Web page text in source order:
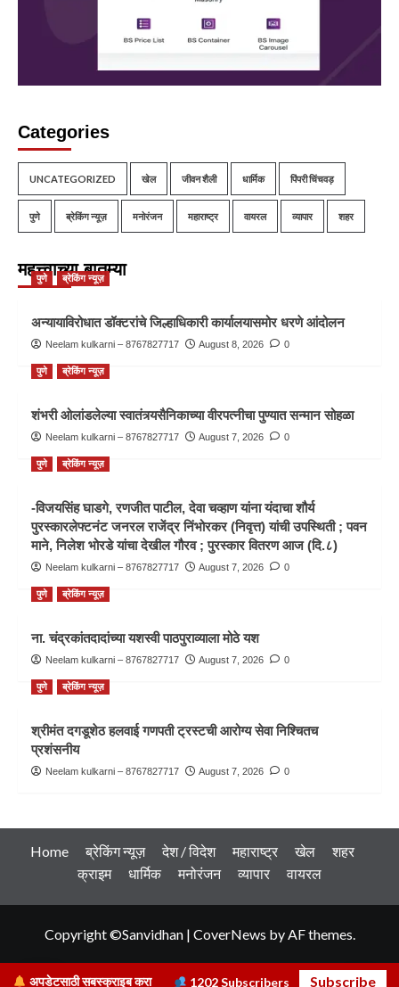
Categories
UNCATEGORIZED खेल जीवन शैली धार्मिक पिंपरी चिंचवड़
पुणे ब्रेकिंग न्यूज़ मनोरंजन महाराष्ट्र वायरल व्यापार शहर
महत्त्वाच्या बातम्या
पुणे ब्रेकिंग न्यूज़
अन्यायाविरोधात डॉक्टरांचे जिल्हाधिकारी कार्यालयासमोर धरणे आंदोलन
Neelam kulkarni – 8767827717 August 8, 2026 0
पुणे ब्रेकिंग न्यूज़
शंभरी ओलांडलेल्या स्वातंत्र्यसैनिकाच्या वीरपत्नीचा पुण्यात सन्मान सोहळा
Neelam kulkarni – 8767827717 August 7, 2026 0
पुणे ब्रेकिंग न्यूज़
-विजयसिंह घाडगे, रणजीत पाटील, देवा चव्हाण यांना यंदाचा शौर्य
पुरस्कारलेफ्टनंट जनरल राजेंद्र निंभोरकर (निवृत्त) यांची उपस्थिती ; पवन
माने, निलेश भोरडे यांचा देखील गौरव ; पुरस्कार वितरण आज (दि.८)
Neelam kulkarni – 8767827717 August 7, 2026 0
पुणे ब्रेकिंग न्यूज़
ना. चंद्रकांतदादांच्या यशस्वी पाठपुराव्याला मोठे यश
Neelam kulkarni – 8767827717 August 7, 2026 0
पुणे ब्रेकिंग न्यूज़
श्रीमंत दगडूशेठ हलवाई गणपती ट्रस्टची आरोग्य सेवा निश्चितच
प्रशंसनीय
Neelam kulkarni – 8767827717 August 7, 2026 0
Home ब्रेकिंग न्यूज़ देश / विदेश महाराष्ट्र खेल
शहर
क्राइम
धार्मिक मनोरंजन व्यापार वायरल
Copyright ©Sanvidhan | CoverNews by AF themes.
अपडेटसाठी सबस्क्राइब करा 1202Subscribers Subscribe